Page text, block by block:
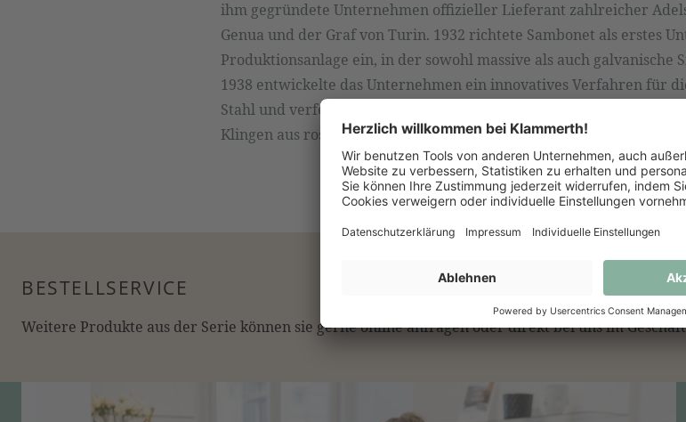
ihm gegründete Unternehmen offizieller Lieferant zahlreicher
Genua und der Graf von Turin. 1932 richtete Sambonet als erstes
Produktionsanlage ein, in der sowohl massive als auch
1938 entwickelte das Unternehmen ein innovatives Verfahren für
Stahl und verfeinerte die Technik der Versilberung. 1947 begann
Klingen aus rostfreiem Stahl mit seiner eigenen Technologie.
BESTELLSERVICE
Weitere Produkte aus der Serie können sie gerne online anfragen oder direkt bei uns im